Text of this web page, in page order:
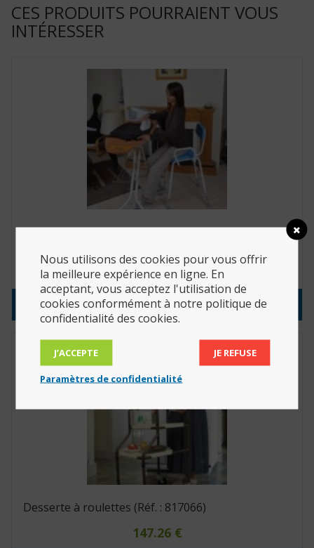
CES PRODUITS POURRAIENT VOUS
INTÉRESSER
Chaise haute de cuisine/douche réglable en
129.00€
Consulter le produit
Desserte à roulettes (Réf. : 817066)
147.26 €
Nous utilisons des cookies pour vous offrir
la meilleure expérience en ligne. En
acceptant, vous acceptez l'utilisation de
cookies conformément à notre politique de
confidentialité des cookies.
J’ACCEPTE JE REFUSE
Paramètres de confidentialité